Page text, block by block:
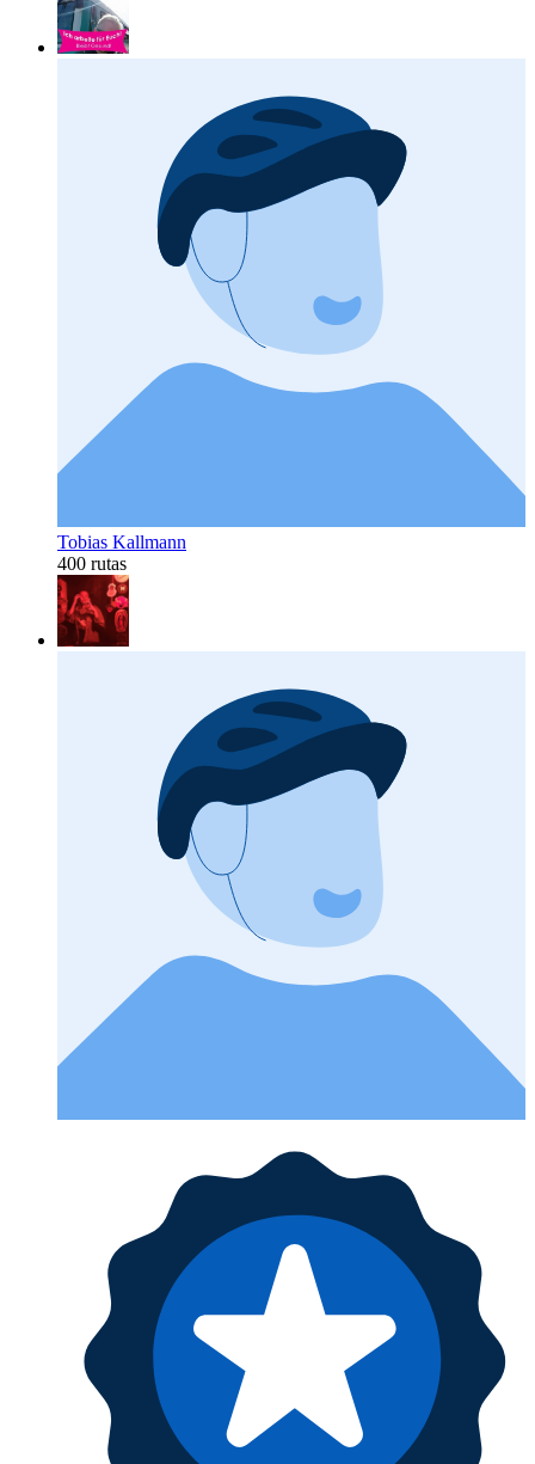
Tobias Kallmann
400 rutas